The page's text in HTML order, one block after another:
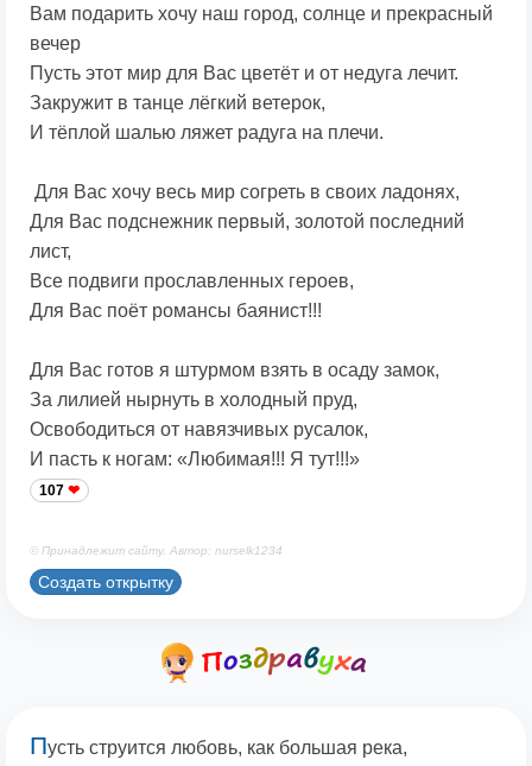
Вам подарить хочу наш город, солнце и прекрасный
вечер
Пусть этот мир для Вас цветёт и от недуга лечит.
Закружит в танце лёгкий ветерок,
И тёплой шалью ляжет радуга на плечи.
Для Вас хочу весь мир согреть в своих ладонях,
Для Вас подснежник первый, золотой последний
лист,
Все подвиги прославленных героев,
Для Вас поёт романсы баянист!!!
Для Вас готов я штурмом взять в осаду замок,
За лилией нырнуть в холодный пруд,
Освободиться от навязчивых русалок,
И пасть к ногам: «Любимая!!! Я тут!!!»
107
© Принадлежит сайту. Автор: nurselk1234
Создать открытку
Пусть струится любовь, как большая река,